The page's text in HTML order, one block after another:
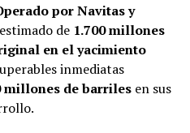
por Navitas y
de 1.700 millones
en el yacimiento
inmediatas
millones de barrilesen sus